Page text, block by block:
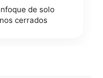
de solo
cerrados